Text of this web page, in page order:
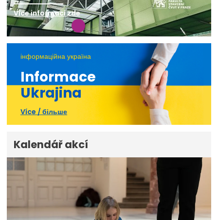
Více informací zde
інформаційна україна
Informace
Ukrajina
Více / більше
Kalendář akcí